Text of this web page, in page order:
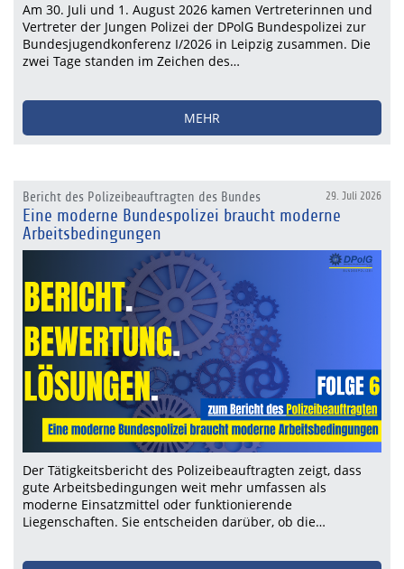
Am 30. Juli und 1. August 2026 kamen Vertreterinnen und
Vertreter der Jungen Polizei der DPolG Bundespolizei zur
Bundesjugendkonferenz I/2026 in Leipzig zusammen. Die
zwei Tage standen im Zeichen des…
MEHR
29. Juli 2026
Bericht des Polizeibeauftragten des Bundes
Eine moderne Bundespolizei braucht moderne
Arbeitsbedingungen
Der Tätigkeitsbericht des Polizeibeauftragten zeigt, dass
gute Arbeitsbedingungen weit mehr umfassen als
moderne Einsatzmittel oder funktionierende
Liegenschaften. Sie entscheiden darüber, ob die…